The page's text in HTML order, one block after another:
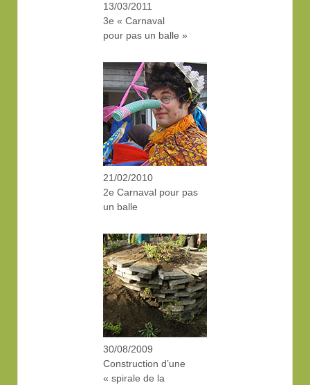
13/03/2011
3e « Carnaval
pour pas un balle »
21/02/2010
2e Carnaval pour pas
un balle
30/08/2009
Construction d’une
« spirale de la